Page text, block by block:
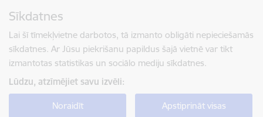
Sīkdatnes
Lai šī tīmekļvietne darbotos, tā izmanto obligāti nepieciešamās
sīkdatnes. Ar Jūsu piekrišanu papildus šajā vietnē var tikt
izmantotas statistikas un sociālo mediju sīkdatnes.
Lūdzu, atzīmējiet savu izvēli:
Noraidīt Apstiprināt visas